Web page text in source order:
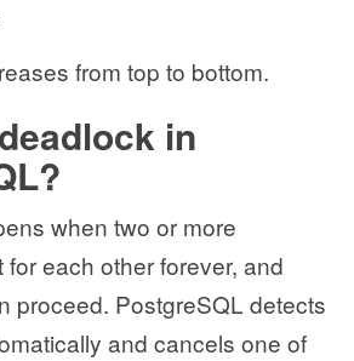
from top to bottom.
in
when two or more
each other forever, and
proceed. PostgreSQL detects
and cancels one of